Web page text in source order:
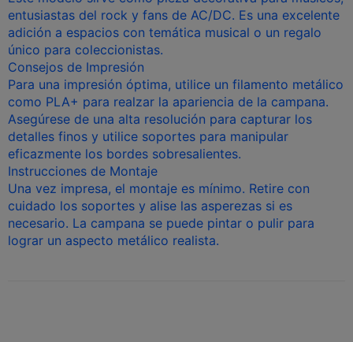
entusiastas del rock y fans de AC/DC. Es una excelente
adición a espacios con temática musical o un regalo
único para coleccionistas.
Consejos de Impresión
Para una impresión óptima, utilice un filamento metálico
como PLA+ para realzar la apariencia de la campana.
Asegúrese de una alta resolución para capturar los
detalles finos y utilice soportes para manipular
eficazmente los bordes sobresalientes.
Instrucciones de Montaje
Una vez impresa, el montaje es mínimo. Retire con
cuidado los soportes y alise las asperezas si es
necesario. La campana se puede pintar o pulir para
lograr un aspecto metálico realista.